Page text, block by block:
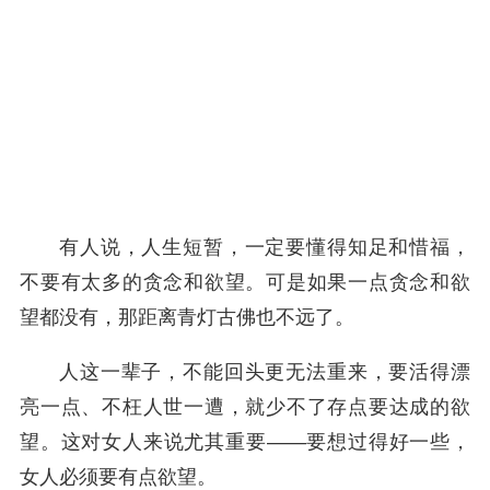
有人说，人生短暂，一定要懂得知足和惜福，
不要有太多的贪念和欲望。可是如果一点贪念和欲
望都没有，那距离青灯古佛也不远了。
人这一辈子，不能回头更无法重来，要活得漂
亮一点、不枉人世一遭，就少不了存点要达成的欲
望。这对女人来说尤其重要——要想过得好一些，
女人必须要有点欲望。